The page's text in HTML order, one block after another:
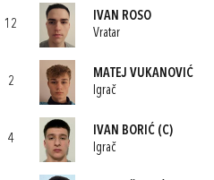
12
IVAN ROSO
Vratar
2
MATEJ VUKANOVIĆ
Igrač
4
IVAN BORIĆ (C)
Igrač